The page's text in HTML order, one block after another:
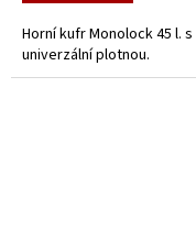
Horní kufr Monolock 45 l. s
univerzální plotnou.